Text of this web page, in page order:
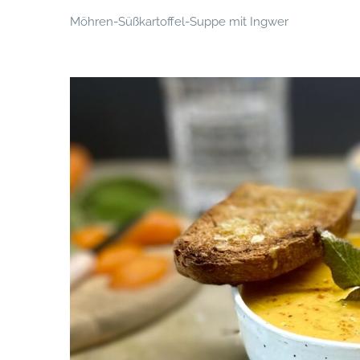
Möhren-Süßkartoffel-Suppe mit Ingwer